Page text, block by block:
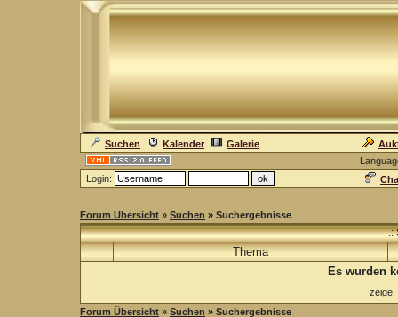
Suchen Kalender Galerie
Login:
Forum Übersicht » Suchen » Suchergebnisse
.:
Thema
Es wurden
zeige
Forum Übersicht » Suchen » Suchergebnisse